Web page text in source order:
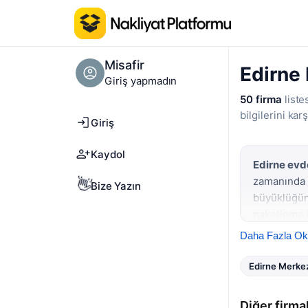
Misafir
Giriş yapmadın
Giriş
Kaydol
👋Bize Yazın
Edirne
50 firma
bilgilerini
Edirne
nakliyat
önceden
Daha Fazla
Edirne